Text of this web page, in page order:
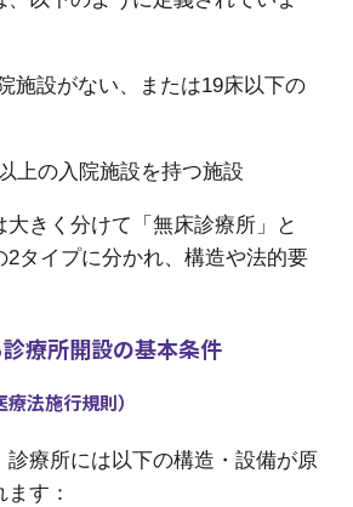
施設がない、または19床以下の
上の入院施設を持つ施設
きく分けて「無床診療所」と
2タイプに分かれ、構造や法的要
療所開設の基本条件
法施行規則）
診療所には以下の構造・設備が原
す：